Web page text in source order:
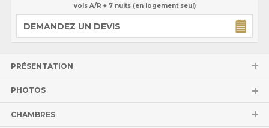
vols A/R + 7 nuits (en logement seul)
DEMANDEZ UN DEVIS
PRÉSENTATION
PHOTOS
CHAMBRES